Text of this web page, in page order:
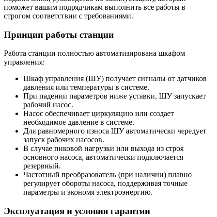
поможет вашим подрядчикам выполнить все работы в
строгом соответствии с требованиями.
Принцип работы станции
Работа станции полностью автоматизирована шкафом
управления:
Шкаф управления (ШУ) получает сигналы от датчиков
давления или температуры в системе.
При падении параметров ниже уставки, ШУ запускает
рабочий насос.
Насос обеспечивает циркуляцию или создает
необходимое давление в системе.
Для равномерного износа ШУ автоматически чередует
запуск рабочих насосов.
В случае пиковой нагрузки или выхода из строя
основного насоса, автоматически подключается
резервный.
Частотный преобразователь (при наличии) плавно
регулирует обороты насоса, поддерживая точные
параметры и экономя электроэнергию.
Эксплуатация и условия гарантии